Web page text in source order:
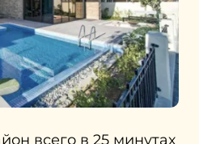
всего в 25 минутах